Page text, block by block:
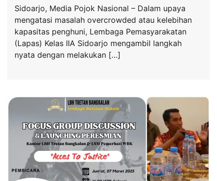
Sidoarjo, Media Pojok Nasional – Dalam upaya
mengatasi masalah overcrowded atau kelebihan
kapasitas penghuni, Lembaga Pemasyarakatan
(Lapas) Kelas IIA Sidoarjo mengambil langkah
nyata dengan melakukan […]